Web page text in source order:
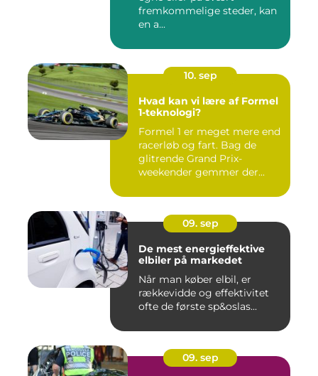
fremkommelige steder, kan
en a...
10. sep
Hvad kan vi lære af Formel
1-teknologi?
Formel 1 er meget mere end
racerløb og fart. Bag de
glitrende Grand Prix-
weekender gemmer der...
09. sep
De mest energieffektive
elbiler på markedet
Når man køber elbil, er
rækkevidde og effektivitet
ofte de første sp&oslas...
09. sep